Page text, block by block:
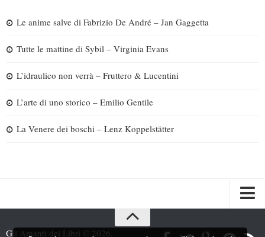
Le anime salve di Fabrizio De André – Jan Gaggetta
Tutte le mattine di Sybil – Virginia Evans
L’idraulico non verrà – Fruttero & Lucentini
L’arte di uno storico – Emilio Gentile
La Venere dei boschi – Lenz Koppelstätter
Gli Amanti dei Libri © 2026.